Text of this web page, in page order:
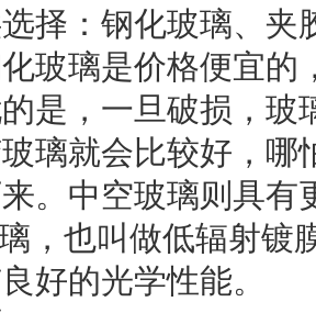
择：钢化玻璃、夹
玻璃是价格便宜的
是，一旦破损，玻
璃就会比较好，哪
。中空玻璃则具有
，也叫做低辐射镀
好的光学性能。